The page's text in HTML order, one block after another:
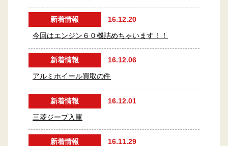
新着情報 16.12.20
今回はエンジン６０機詰めちゃいます！！
新着情報 16.12.06
アルミホイール買取の件
新着情報 16.12.01
三菱ジープ入庫
新着情報 16.11.29